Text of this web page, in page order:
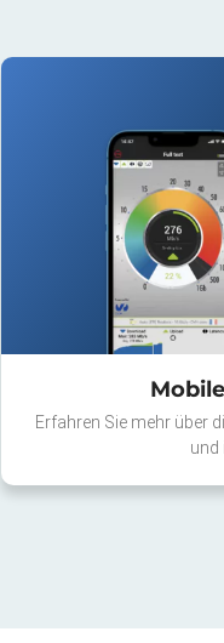
Erfahren Sie mehr über
und